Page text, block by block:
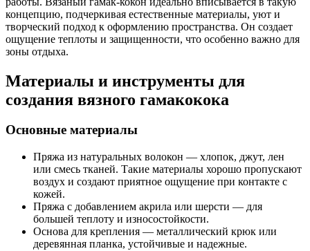
концепцию, подчеркивая естественные материалы, уют и
творческий подход к оформлению пространства. Он создает
ощущение теплоты и защищенности, что особенно важно для
зоны отдыха.
Материалы и инструменты для
создания вязного гамакокока
Основные материалы
Пряжа из натуральных волокон — хлопок, джут, лен
или смесь тканей. Такие материалы хорошо пропускают
воздух и создают приятное ощущение при контакте с
кожей.
Пряжа с добавлением акрила или шерсти — для
большей теплоту и износостойкости.
Основа для крепления — металлический крюк или
деревянная планка, устойчивые и надежные.